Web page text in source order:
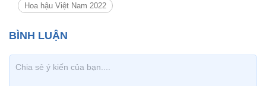
Hoa hậu Việt Nam 2022